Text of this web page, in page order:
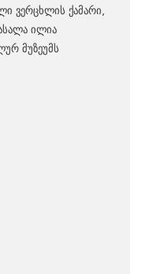
ვერცხლის ქამარი,
ილია
მუზეუმს